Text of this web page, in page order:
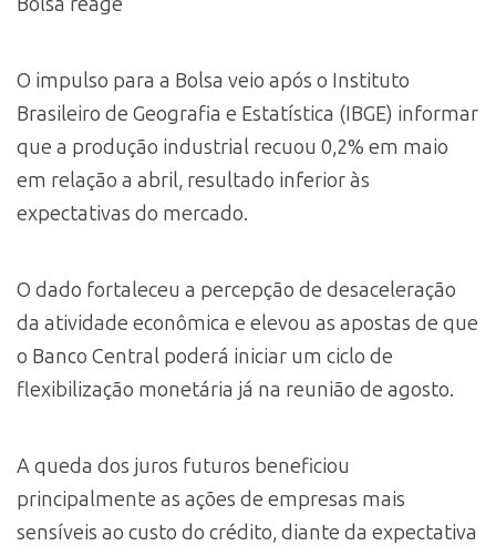
O impulso para a Bolsa veio após o Instituto
Brasileiro de Geografia e Estatística (IBGE) informar
que a produção industrial recuou 0,2% em maio
em relação a abril, resultado inferior às
expectativas do mercado.
O dado fortaleceu a percepção de desaceleração
da atividade econômica e elevou as apostas de que
o Banco Central poderá iniciar um ciclo de
flexibilização monetária já na reunião de agosto.
A queda dos juros futuros beneficiou
principalmente as ações de empresas mais
sensíveis ao custo do crédito, diante da expectativa